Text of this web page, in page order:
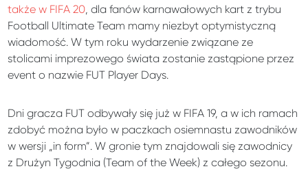
także w FIFA 20, dla fanów karnawałowych kart z trybu
Football Ultimate Team mamy niezbyt optymistyczną
wiadomość. W tym roku wydarzenie związane ze
stolicami imprezowego świata zostanie zastąpione przez
event o nazwie FUT Player Days.
Dni gracza FUT odbywały się już w FIFA 19, a w ich ramach
zdobyć można było w paczkach osiemnastu zawodników
w wersji „in form”. W gronie tym znajdowali się zawodnicy
z Drużyn Tygodnia (Team of the Week) z całego sezonu.